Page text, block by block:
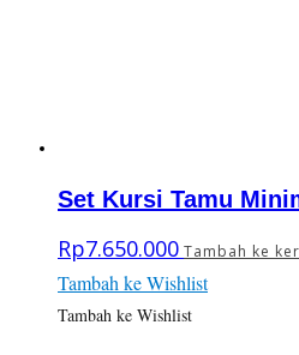
Set Kursi Tamu
Rp7.650.000 Tambah ke
Tambah ke Wishlist
Tambah ke Wishlist